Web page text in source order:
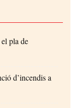
pla de
d’incendis a